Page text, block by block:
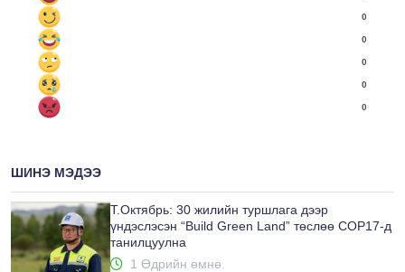
0
0
0
0
0
ШИНЭ МЭДЭЭ
Т.Октябрь: 30 жилийн туршлага дээр
үндэслэсэн “Build Green Land” төслөө COP17-д
танилцуулна
1 Өдрийн өмнө.